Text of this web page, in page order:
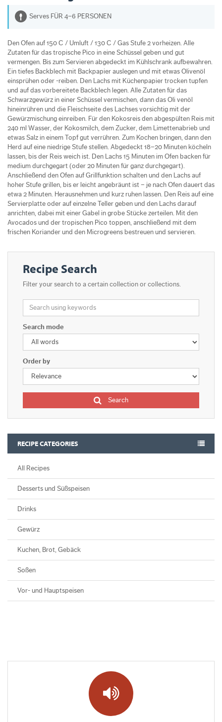
Serves FÜR 4–6 PERSONEN
Den Ofen auf 150 C / Umluft / 130 C / Gas Stufe 2 vorheizen. Alle
Zutaten für das tropische Pico in eine Schüssel geben und gut
vermengen. Bis zum Servieren abgedeckt im Kühlschrank aufbewahren.
Ein tiefes Backblech mit Backpapier auslegen und mit etwas Olivenöl
einsprühen oder -reiben. Den Lachs mit Küchenpapier trocken tupfen
und auf das vorbereitete Backblech legen. Alle Zutaten für das
Schwarzgewürz in einer Schüssel vermischen, dann das Oli­ venöl
hineinrühren und die Fleischseite des Lachses vorsichtig mit der
Gewürzmischung einreiben. Für den Kokosreis den abgespülten Reis mit
240 ml Wasser, der Kokosmilch, dem Zucker, dem Limettenabrieb und
etwas Salz in einem Topf gut verrühren. Zum Kochen bringen, dann den
Herd auf eine niedrige Stufe stellen. Abgedeckt 18–20 Minuten köcheln
lassen, bis der Reis weich ist. Den Lachs 15 Minuten im Ofen backen für
medium durchgegart (oder 20 Minuten für ganz durchgegart).
Anschließend den Ofen auf Grillfunktion schalten und den Lachs auf
hoher Stufe grillen, bis er leicht angebräunt ist – je nach Ofen dauert das
etwa 2 Minuten. Herausnehmen und kurz ruhen lassen. Den Reis auf eine
Servierplatte oder auf einzelne Teller geben und den Lachs darauf
anrichten, dabei mit einer Gabel in grobe Stücke zerteilen. Mit den
Avocados und der tropischen Pico toppen, anschließend mit dem
frischen Koriander und den Microgreens bestreuen und servieren.
Recipe Search
Filter your search to a certain collection or collections.
Search mode
Order by
Search
RECIPE CATEGORIES
All Recipes
Desserts und Süßspeisen
Drinks
Gewürz
Kuchen, Brot, Gebäck
Soßen
Vor- und Hauptspeisen